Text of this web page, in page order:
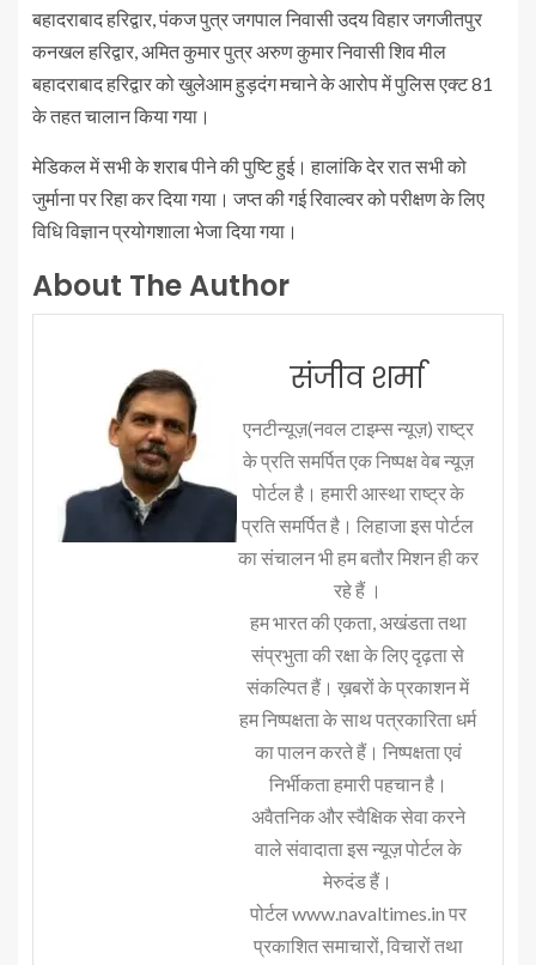
बहादराबाद हरिद्वार, पंकज पुत्र जगपाल निवासी उदय विहार जगजीतपुर
कनखल हरिद्वार, अमित कुमार पुत्र अरुण कुमार निवासी शिव मील
बहादराबाद हरिद्वार को खुलेआम हुड़दंग मचाने के आरोप में पुलिस एक्ट 81
के तहत चालान किया गया।
मेडिकल में सभी के शराब पीने की पुष्टि हुई। हालांकि देर रात सभी को
जुर्माना पर रिहा कर दिया गया। जप्त की गई रिवाल्वर को परीक्षण के लिए
विधि विज्ञान प्रयोगशाला भेजा दिया गया।
About The Author
संजीव शर्मा
एनटीन्यूज़(नवल टाइम्स न्यूज़) राष्ट्र
के प्रति समर्पित एक निष्पक्ष वेब न्यूज़
पोर्टल है। हमारी आस्था राष्ट्र के
प्रति समर्पित है। लिहाजा इस पोर्टल
का संचालन भी हम बतौर मिशन ही कर
रहे हैं ।
हम भारत की एकता, अखंडता तथा
संप्रभुता की रक्षा के लिए दृढ़ता से
संकल्पित हैं। ख़बरों के प्रकाशन में
हम निष्पक्षता के साथ पत्रकारिता धर्म
का पालन करते हैं। निष्पक्षता एवं
निर्भीकता हमारी पहचान है।
अवैतनिक और स्वैक्षिक सेवा करने
वाले संवादाता इस न्यूज़ पोर्टल के
मेरुदंड हैं।
पोर्टल www.navaltimes.in पर
प्रकाशित समाचारों, विचारों तथा